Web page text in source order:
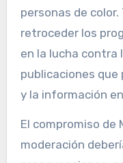
personas de
retroceder los
en la lucha contra
publicaciones que
y la información
El compromiso de
moderación